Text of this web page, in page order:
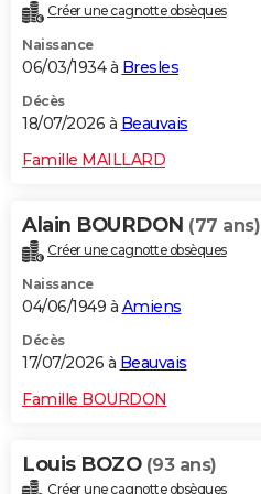
Créer une cagnotte obsèques
Naissance
06/03/1934 à Bresles
Décès
18/07/2026 à Beauvais
Famille MAILLARD
Alain BOURDON (77 ans)
Créer une cagnotte obsèques
Naissance
04/06/1949 à Amiens
Décès
17/07/2026 à Beauvais
Famille BOURDON
Louis BOZO (93 ans)
Créer une cagnotte obsèques